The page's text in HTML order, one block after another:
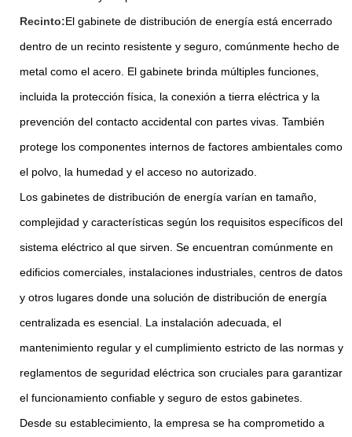
Recinto:El gabinete de distribución de energía está encerrado
dentro de un recinto resistente y seguro, comúnmente hecho de
metal como el acero. El gabinete brinda múltiples funciones,
incluida la protección física, la conexión a tierra eléctrica y la
prevención del contacto accidental con partes vivas. También
protege los componentes internos de factores ambientales como
el polvo, la humedad y el acceso no autorizado.
Los gabinetes de distribución de energía varían en tamaño,
complejidad y características según los requisitos específicos del
sistema eléctrico al que sirven. Se encuentran comúnmente en
edificios comerciales, instalaciones industriales, centros de datos
y otros lugares donde una solución de distribución de energía
centralizada es esencial. La instalación adecuada, el
mantenimiento regular y el cumplimiento estricto de las normas y
reglamentos de seguridad eléctrica son cruciales para garantizar
el funcionamiento confiable y seguro de estos gabinetes.
Desde su establecimiento, la empresa se ha comprometido a